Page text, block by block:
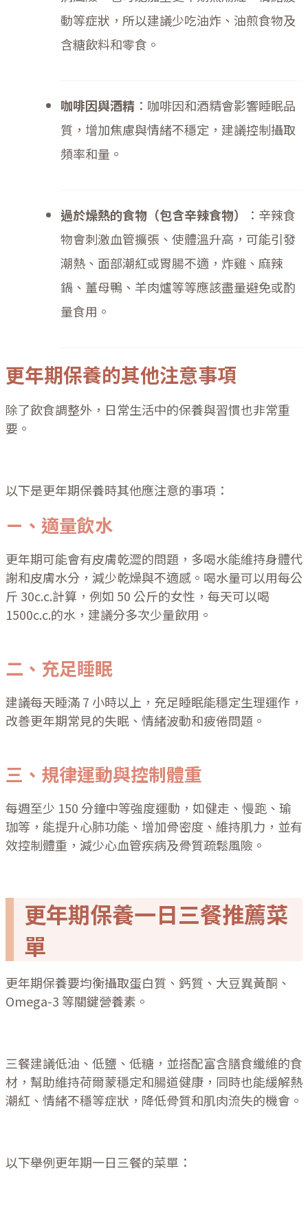
動等症狀，所以建議少吃油炸、油煎食物及
含糖飲料和零食。
咖啡因與酒精 ：咖啡因和酒精會影響睡眠品
質，增加焦慮與情緒不穩定，建議控制攝取
頻率和量。
過於燥熱的食物（包含辛辣食物）
：辛辣食
物會刺激血管擴張、使體溫升高，可能引發
潮熱、面部潮紅或胃腸不適，炸雞、麻辣
鍋、薑母鴨、羊肉爐等等應該盡量避免或酌
量食用。
更年期保養的其他注意事項
除了飲食調整外，日常生活中的保養與習慣也非常重
要。
以下是更年期保養時其他應注意的事項：
ㄧ、適量飲水
更年期可能會有皮膚乾澀的問題，多喝水能維持身體代
謝和皮膚水分，減少乾燥與不適感。喝水量可以用每公
斤 30c.c.計算，例如 50 公斤的女性，每天可以喝
1500c.c.的水，建議分多次少量飲用。
二、充足睡眠
建議每天睡滿 7 小時以上，充足睡眠能穩定生理運作，
改善更年期常見的失眠、情緒波動和疲倦問題。
三、規律運動與控制體重
每週至少 150 分鐘中等強度運動，如健走、慢跑、瑜
珈等，能提升心肺功能、增加骨密度、維持肌力，並有
效控制體重，減少心血管疾病及骨質疏鬆風險。
更年期保養一日三餐推薦菜
單
更年期保養要均衡攝取蛋白質、鈣質、大豆異黃酮、
Omega-3 等關鍵營養素。
三餐建議低油、低鹽、低糖，並搭配富含膳食纖維的食
材，幫助維持荷爾蒙穩定和腸道健康，同時也能緩解熱
潮紅、情緒不穩等症狀，降低骨質和肌肉流失的機會。
以下舉例更年期一日三餐的菜單：